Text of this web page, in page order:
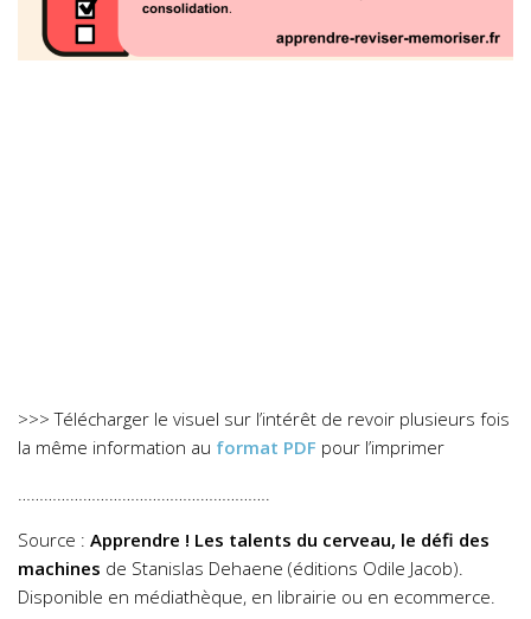
>>> Télécharger le visuel sur l’intérêt de revoir plusieurs fois
la même information au format PDF pour l’imprimer
………………………………………………….
Source : Apprendre ! Les talents du cerveau, le défi des
machines de Stanislas Dehaene (éditions Odile Jacob).
Disponible en médiathèque, en librairie ou en ecommerce.